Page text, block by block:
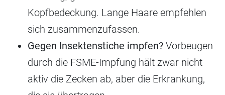
Kopfbedeckung. Lange Haare empfehlen
sich zusammenzufassen.
Gegen Insektenstiche impfen? Vorbeugen
durch die FSME-Impfung hält zwar nicht
aktiv die Zecken ab, aber die Erkrankung,